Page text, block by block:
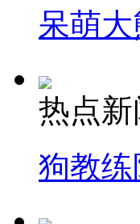
呆萌
热点新
狗教